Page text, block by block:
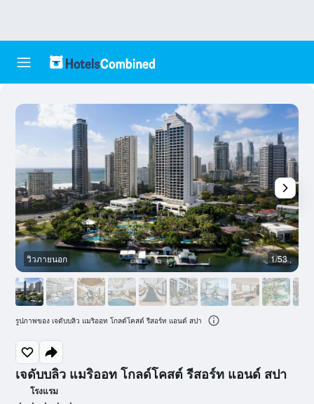
เจดับบลิว แมริออท โกลด์โคสต์ รีสอร์ท แอนด์ สปา
โรงแรม
วิวภายนอก 1/53
รูปภาพของ เจดับบลิว แมริออท โกลด์โคสต์ รีสอร์ท แอนด์ สปา